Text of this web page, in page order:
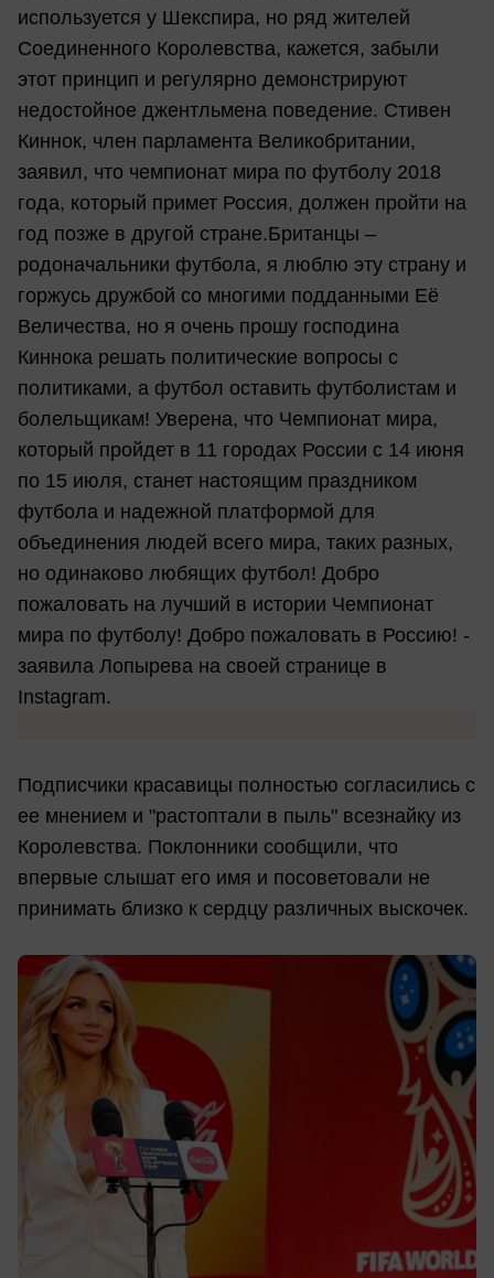
используется у Шекспира, но ряд жителей
Соединенного Королевства, кажется, забыли
этот принцип и регулярно демонстрируют
недостойное джентльмена поведение. Стивен
Киннок, член парламента Великобритании,
заявил, что чемпионат мира по футболу 2018
года, который примет Россия, должен пройти на
год позже в другой стране.Британцы –
родоначальники футбола, я люблю эту страну и
горжусь дружбой со многими подданными Её
Величества, но я очень прошу господина
Киннока решать политические вопросы с
политиками, а футбол оставить футболистам и
болельщикам! Уверена, что Чемпионат мира,
который пройдет в 11 городах России с 14 июня
по 15 июля, станет настоящим праздником
футбола и надежной платформой для
объединения людей всего мира, таких разных,
но одинаково любящих футбол! Добро
пожаловать на лучший в истории Чемпионат
мира по футболу! Добро пожаловать в Россию! -
заявила Лопырева на своей странице в
Instagram.
Подписчики красавицы полностью согласились с
ее мнением и "растоптали в пыль" всезнайку из
Королевства. Поклонники сообщили, что
впервые слышат его имя и посоветовали не
принимать близко к сердцу различных выскочек.